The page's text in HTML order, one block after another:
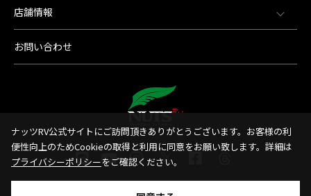
店舗情報
お問い合わせ
ナッツRV公式サイトにご訪問頂きありがとうございます。お客様の利
便性向上のためCookieの取得と利用に同意をお願い致します。詳細は
プライバシーポリシーをご確認ください。